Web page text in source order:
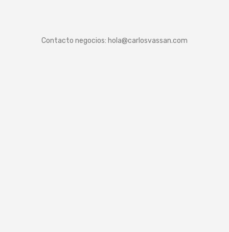
Contacto negocios: hola@carlosvassan.com